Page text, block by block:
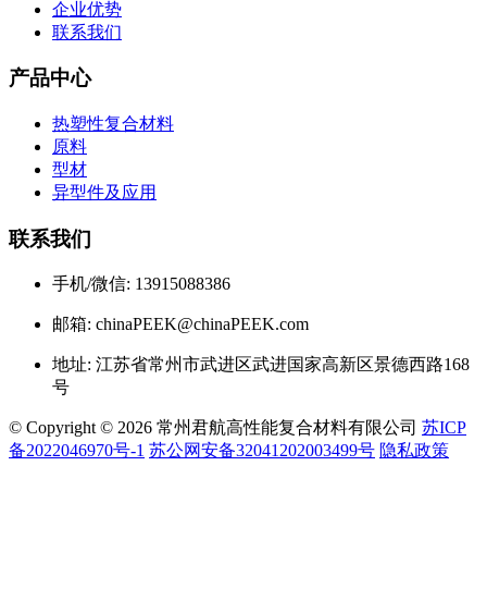
企业优势
联系我们
产品中心
热塑性复合材料
原料
型材
异型件及应用
联系我们
手机/微信: 13915088386
邮箱: chinaPEEK@chinaPEEK.com
地址: 江苏省常州市武进区武进国家高新区景德西路168
号
© Copyright © 2026 常州君航高性能复合材料有限公司 苏ICP
备2022046970号-1 苏公网安备32041202003499号 隐私政策